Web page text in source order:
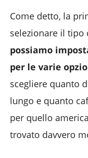
Come detto, la
selezionare il tipo
possiamo
per le varie
scegliere quanto
lungo e quanto
per quello
trovato davvero